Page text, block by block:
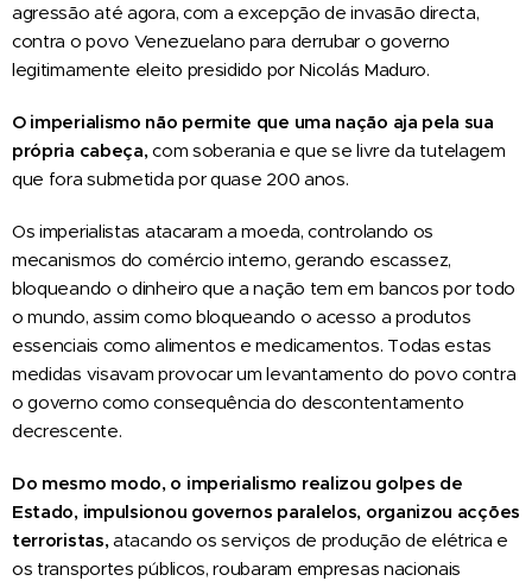
agressão até agora, com a excepção de invasão directa,
contra o povo Venezuelano para derrubar o governo
legitimamente eleito presidido por Nicolás Maduro.
O imperialismo não permite que uma nação aja pela sua
própria cabeça, com soberania e que se livre da tutelagem
que fora submetida por quase 200 anos.
Os imperialistas atacaram a moeda, controlando os
mecanismos do comércio interno, gerando escassez,
bloqueando o dinheiro que a nação tem em bancos por todo
o mundo, assim como bloqueando o acesso a produtos
essenciais como alimentos e medicamentos. Todas estas
medidas visavam provocar um levantamento do povo contra
o governo como consequência do descontentamento
decrescente.
Do mesmo modo, o imperialismo realizou golpes de
Estado, impulsionou governos paralelos, organizou acções
terroristas, atacando os serviços de produção de elétrica e
os transportes públicos, roubaram empresas nacionais